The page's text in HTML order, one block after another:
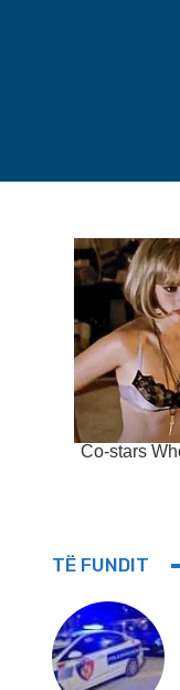
TË FUNDIT